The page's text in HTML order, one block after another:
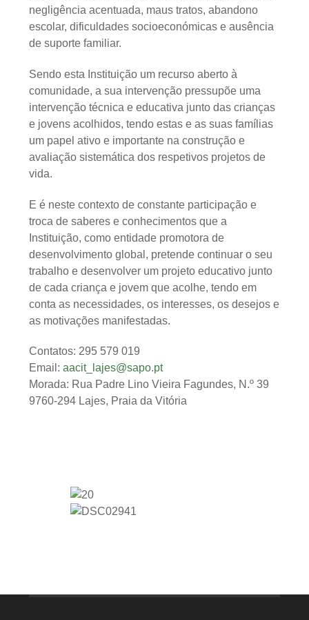
negligência acentuada, maus tratos, abandono
escolar, dificuldades socioeconómicas e ausência
de suporte familiar.
Sendo esta Instituição um recurso aberto à
comunidade, a sua intervenção pressupõe uma
intervenção técnica e educativa junto das crianças
e jovens acolhidos, tendo estas e as suas famílias
um papel ativo e importante na construção e
avaliação sistemática dos respetivos projetos de
vida.
E é neste contexto de constante participação e
troca de saberes e conhecimentos que a
Instituição, como entidade promotora de
desenvolvimento global, pretende continuar o seu
trabalho e desenvolver um projeto educativo junto
de cada criança e jovem que acolhe, tendo em
conta as necessidades, os interesses, os desejos e
as motivações manifestadas.
Contatos: 295 579 019
Email: aacit_lajes@sapo.pt
Morada: Rua Padre Lino Vieira Fagundes, N.º 39
9760-294 Lajes, Praia da Vitória